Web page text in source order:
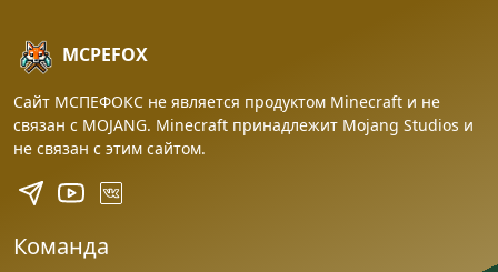
MCPEFOX
Сайт МСПЕФОКС не является продуктом Minecraft и не
связан с MOJANG. Minecraft принадлежит Mojang Studios и
не связан с этим сайтом.
Команда